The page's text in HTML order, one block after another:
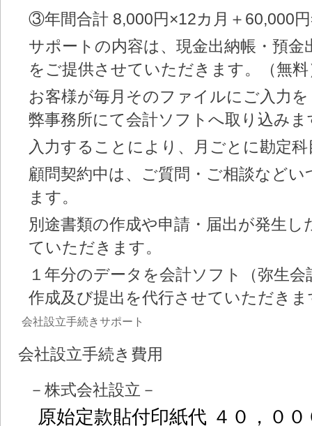
③年間合計 8,000円×12カ月＋60,000
サポートの内容は、現金出納帳・預
をご提供させていただきます。（無料
お客様が毎月そのファイルにご入力
弊事務所にて会計ソフトへ取り込みま
入力することにより、月ごとに勘定
顧問契約中は、ご質問・ご相談など
ます。
別途書類の作成や申請・届出が発生
ていただきます。
１年分のデータを会計ソフト（弥生
作成及び提出を代行させていただきま
会社設立手続きサポート
会社設立手続き費用
－株式会社設立－
原始定款貼付印紙代 ４０，０